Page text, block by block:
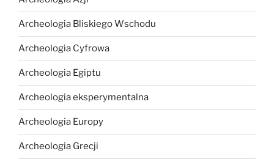
Archeologia Bliskiego Wschodu
Archeologia Cyfrowa
Archeologia Egiptu
Archeologia eksperymentalna
Archeologia Europy
Archeologia Grecji